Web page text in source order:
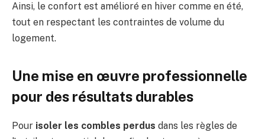
Ainsi, le confort est amélioré en hiver comme en été,
tout en respectant les contraintes de volume du
logement.
Une mise en œuvre professionnelle
pour des résultats durables
Pour isoler les combles perdus dans les règles de